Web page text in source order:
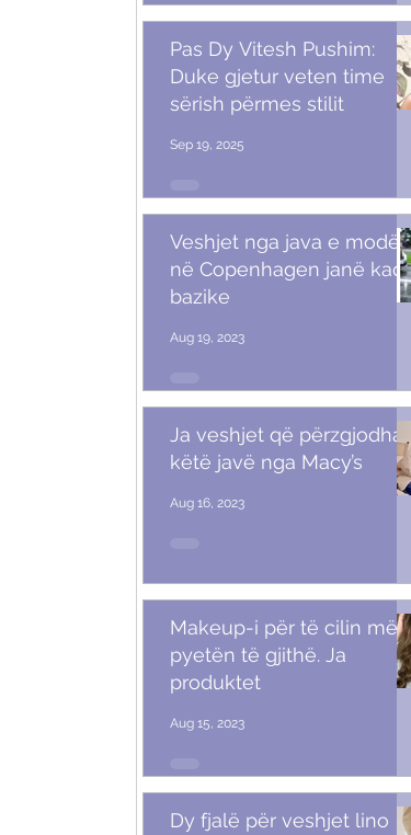
Pas Dy Vitesh Pushim:
Duke gjetur veten time
sërish përmes stilit
Sep 19, 2025
Veshjet nga java e modës
në Copenhagen janë kaq
bazike
Aug 19, 2023
Ja veshjet që përzgjodha
këtë javë nga Macy’s
Aug 16, 2023
Makeup-i për të cilin më
pyetën të gjithë. Ja
produktet
Aug 15, 2023
Dy fjalë për veshjet lino